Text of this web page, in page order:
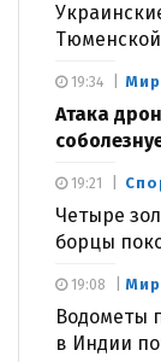
Тюменской
Мир
Атака
19:34
Четыре
борцы
19:21
Мир
Водометы
в Индии
19:08